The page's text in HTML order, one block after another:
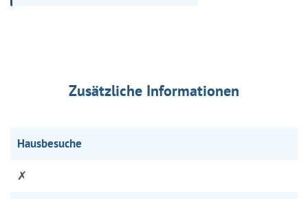
Zusätzliche Informationen
Hausbesuche
✗